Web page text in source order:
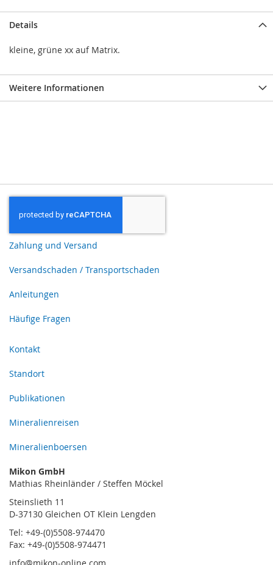
Details
kleine, grüne xx auf Matrix.
Weitere Informationen
Zahlung und Versand
Versandschaden / Transportschaden
Anleitungen
Häufige Fragen
Kontakt
Standort
Publikationen
Mineralienreisen
Mineralienboersen
Mikon GmbH
Mathias Rheinländer / Steffen Möckel
Steinslieth 11
D-37130 Gleichen OT Klein Lengden
Tel: +49-(0)5508-974470
Fax: +49-(0)5508-974471